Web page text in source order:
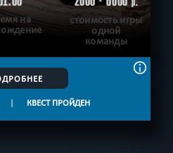
на
стоимость игры
одной
команды
| КВЕСТ ПРОЙДЕН